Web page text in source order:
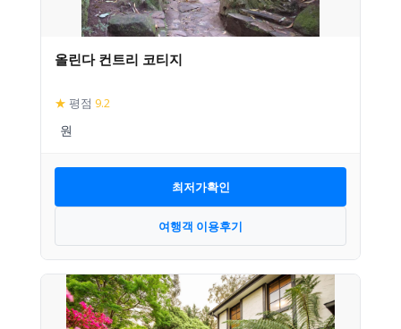
올린다 컨트리 코티지
★ 평점 9.2
최저가확인
여행객 이용후기